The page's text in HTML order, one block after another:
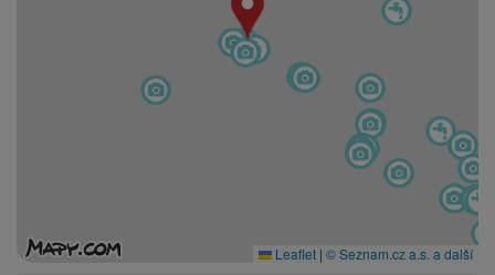
Leaflet | © Seznam.cz a.s. a další